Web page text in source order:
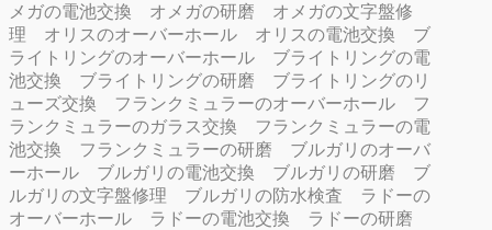
メガの電池交換
オメガの研磨
オメガの文字盤修
理
オリスのオーバーホール オリスの電池交換
ブ
ライトリングのオーバーホール
ブライトリングの電
池交換
ブライトリングの研磨
ブライトリングのリ
ューズ交換
フランクミュラーのオーバーホール
フ
ランクミュラーのガラス交換
フランクミュラーの電
池交換
フランクミュラーの研磨
ブルガリのオーバ
ーホール
ブルガリの電池交換 ブルガリの研磨
ブ
ルガリの文字盤修理
ブルガリの防水検査
ラドーの
オーバーホール
ラドーの電池交換
ラドーの研磨